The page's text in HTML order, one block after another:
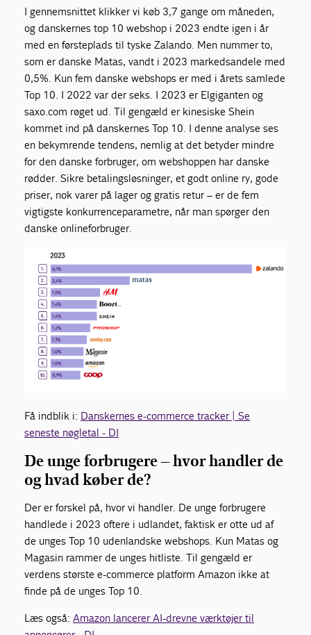
I gennemsnittet klikker vi køb 3,7 gange om måneden,
og danskernes top 10 webshop i 2023 endte igen i år
med en førsteplads til tyske Zalando. Men nummer to,
som er danske Matas, vandt i 2023 markedsandele med
0,5%. Kun fem danske webshops er med i årets samlede
Top 10. I 2022 var der seks. I 2023 er Elgiganten og
saxo.com røget ud. Til gengæld er kinesiske Shein
kommet ind på danskernes Top 10. I denne analyse ses
en bekymrende tendens, nemlig at det betyder mindre
for den danske forbruger, om webshoppen har danske
rødder. Sikre betalingsløsninger, et godt online ry, gode
priser, nok varer på lager og gratis retur – er de fem
vigtigste konkurrenceparametre, når man spørger den
danske onlineforbruger.
Få indblik i: Danskernes e-commerce tracker | Se
seneste nøgletal - DI
De unge forbrugere – hvor handler de
og hvad køber de?
Der er forskel på, hvor vi handler. De unge forbrugere
handlede i 2023 oftere i udlandet, faktisk er otte ud af
de unges Top 10 udenlandske webshops. Kun Matas og
Magasin rammer de unges hitliste. Til gengæld er
verdens største e-commerce platform Amazon ikke at
finde på de unges Top 10.
Læs også:Amazon lancerer AI-drevne værktøjer til